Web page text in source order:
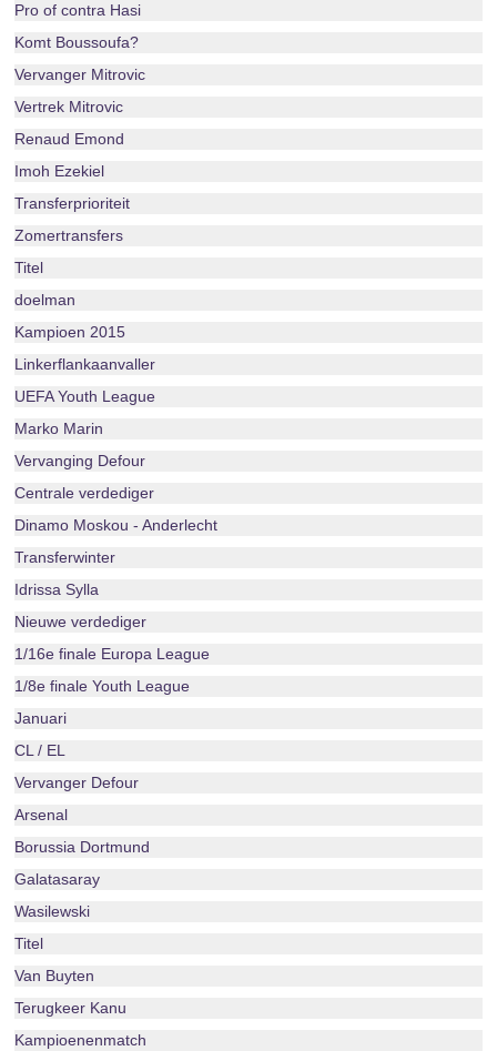
Pro of contra Hasi
Komt Boussoufa?
Vervanger Mitrovic
Vertrek Mitrovic
Renaud Emond
Imoh Ezekiel
Transferprioriteit
Zomertransfers
Titel
doelman
Kampioen 2015
Linkerflankaanvaller
UEFA Youth League
Marko Marin
Vervanging Defour
Centrale verdediger
Dinamo Moskou - Anderlecht
Transferwinter
Idrissa Sylla
Nieuwe verdediger
1/16e finale Europa League
1/8e finale Youth League
Januari
CL / EL
Vervanger Defour
Arsenal
Borussia Dortmund
Galatasaray
Wasilewski
Titel
Van Buyten
Terugkeer Kanu
Kampioenenmatch